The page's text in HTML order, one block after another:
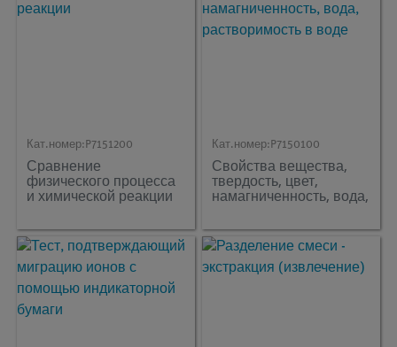
Кат.номер: P7151200
Сравнение
физического процесса
и химической реакции
Кат.номер: P7150100
Свойства вещества,
твердость, цвет,
намагниченность, вода,